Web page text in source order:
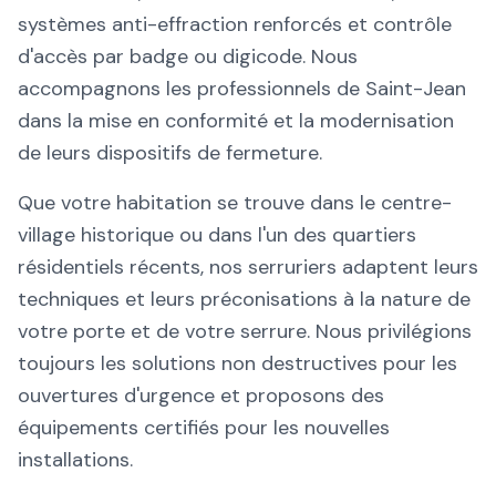
systèmes anti-effraction renforcés et contrôle
d'accès par badge ou digicode. Nous
accompagnons les professionnels de Saint-Jean
dans la mise en conformité et la modernisation
de leurs dispositifs de fermeture.
Que votre habitation se trouve dans le centre-
village historique ou dans l'un des quartiers
résidentiels récents, nos serruriers adaptent leurs
techniques et leurs préconisations à la nature de
votre porte et de votre serrure. Nous privilégions
toujours les solutions non destructives pour les
ouvertures d'urgence et proposons des
équipements certifiés pour les nouvelles
installations.